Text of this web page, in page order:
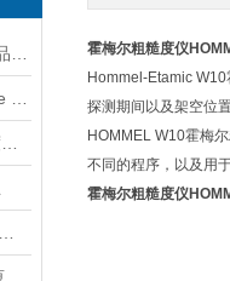
霍梅尔粗糙度仪
Hommel-Etamic
探测期间以及架空位
HOMMEL W10霍梅
不同的程序，以及用
霍梅尔粗糙度仪